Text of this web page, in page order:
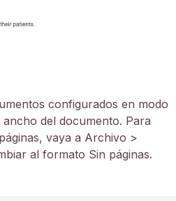
configurados en modo
del documento. Para
vaya a Archivo >
al formato Sin páginas.